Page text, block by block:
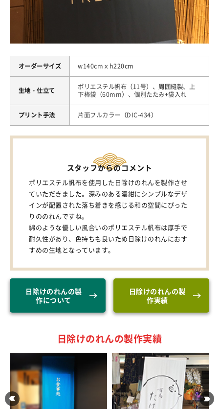
オーダーサイズ w140cmｘh220cm
生地・仕立て
ポリエステル帆布（11号）、周囲縫製、上
下棒袋（60mm）、個別たたみ+袋入れ
プリント手法 片面フルカラー（DIC-434）
スタッフからのコメント
ポリエステル帆布を使用した日除けのれんを製作させ
ていただきました。深みのある濃紺にシンプルなデザ
インが配置された落ち着きを感じる和の空間にぴった
りののれんですね。
綿のような優しい風合いのポリエステル帆布は厚手で
耐久性があり、色持ちも良いため日除けのれんにおす
すめの生地となっています。
日除けのれんの製
作について
日除けのれんの製
作実績
日除けのれんの製作実績